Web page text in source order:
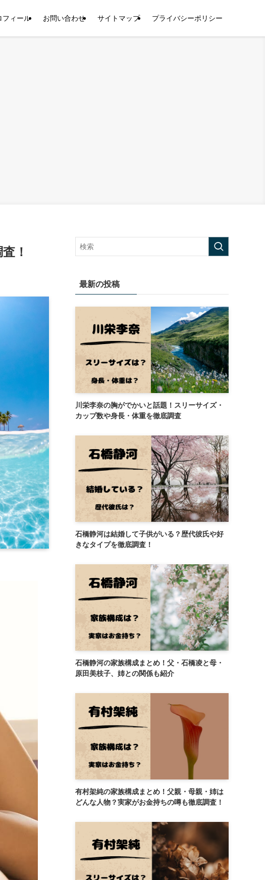
フィール お問い合わせ サイトマップ プライバシーポリシー
！
最新の投稿
川栄李奈の胸がでかいと話題！スリーサイズ・
カップ数や身長・体重を徹底調査
石橋静河は結婚して子供がいる？歴代彼氏や好
きなタイプを徹底調査！
石橋静河の家族構成まとめ！父・石橋凌と母・
原田美枝子、姉との関係も紹介
有村架純の家族構成まとめ！父親・母親・姉は
どんな人物？実家がお金持ちの噂も徹底調査！